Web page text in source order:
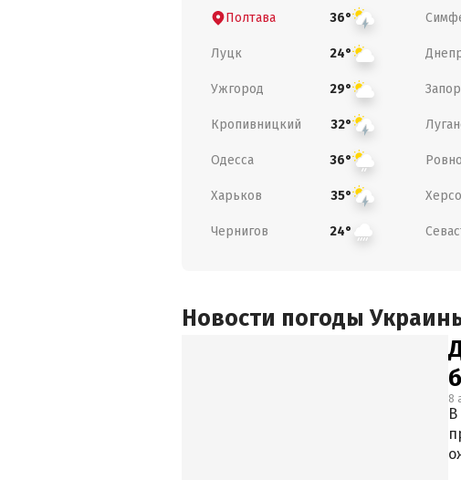
Полтава 36°
Луцк 24°
Ужгород 29°
Кропивницкий 32°
Одесса 36° Ровно
Харьков 35°
Чернигов 24°
Новости погоды
8